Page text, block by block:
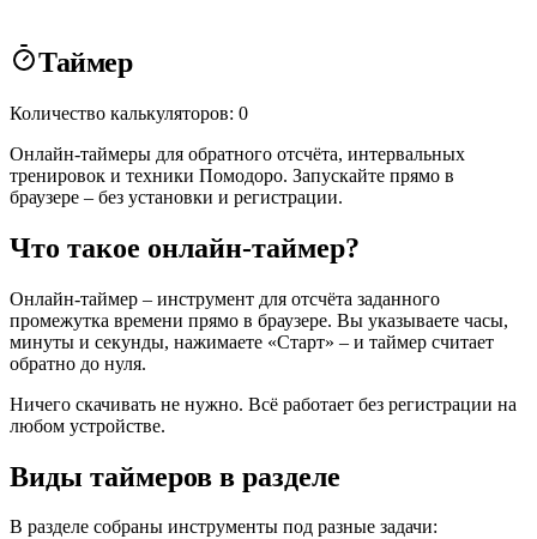
Таймер
Количество калькуляторов: 0
Онлайн-таймеры для обратного отсчёта, интервальных
тренировок и техники Помодоро. Запускайте прямо в
браузере – без установки и регистрации.
Что такое онлайн-таймер?
Онлайн-таймер – инструмент для отсчёта заданного
промежутка времени прямо в браузере. Вы указываете часы,
минуты и секунды, нажимаете «Старт» – и таймер считает
обратно до нуля.
Ничего скачивать не нужно. Всё работает без регистрации на
любом устройстве.
Виды таймеров в разделе
В разделе собраны инструменты под разные задачи: